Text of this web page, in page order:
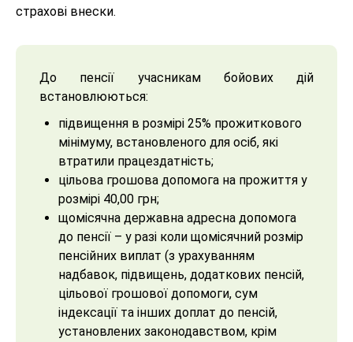
страхові внески.
До пенсії учасникам бойових дій
встановлюються:
підвищення в розмірі 25% прожиткового
мінімуму, встановленого для осіб, які
втратили працездатність;
цільова грошова допомога на прожиття у
розмірі 40,00 грн;
щомісячна державна адресна допомога
до пенсії – у разі коли щомісячний розмір
пенсійних виплат (з урахуванням
надбавок, підвищень, додаткових пенсій,
цільової грошової допомоги, сум
індексації та інших доплат до пенсій,
установлених законодавством, крім